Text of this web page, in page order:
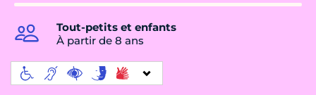
Tout-petits et enfants
À partir de 8 ans